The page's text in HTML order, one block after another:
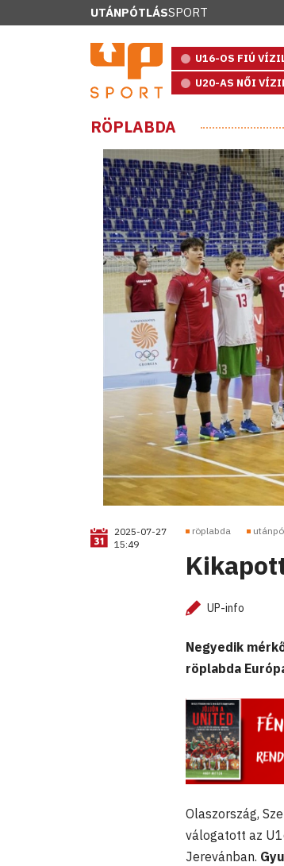
UTÁNPÓTLÁSSPORT
U16-OS FIÚ
U20-AS NŐI
RÖPLABDA
2025-07-27
15:49
röplabda
UP-info
Negyedik
röplabda
Olaszország,
válogatott az
Jerevánban.